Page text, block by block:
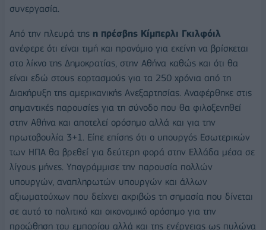
συνεργασία.
Από την πλευρά της η πρέσβης Κίμπερλι Γκιλφόιλ
ανέφερε ότι είναι τιμή και προνόμιο για εκείνη να βρίσκεται
στο λίκνο της Δημοκρατίας, στην Αθήνα καθώς και ότι θα
είναι εδώ στους εορτασμούς για τα 250 χρόνια από τη
Διακήρυξη της αμερικανικής Ανεξαρτησίας. Αναφέρθηκε στις
σημαντικές παρουσίες για τη σύνοδο που θα φιλοξενηθεί
στην Αθήνα και αποτελεί ορόσημο αλλά και για την
πρωτοβουλία 3+1. Είπε επίσης ότι ο υπουργός Εσωτερικών
των ΗΠΑ θα βρεθεί για δεύτερη φορά στην Ελλάδα μέσα σε
λίγους μήνες. Υπογράμμισε την παρουσία πολλών
υπουργών, αναπληρωτών υπουργών και άλλων
αξιωματούχων που δείχνει ακριβώς τη σημασία που δίνεται
σε αυτό το πολιτικό και οικονομικό ορόσημο για την
προώθηση του εμπορίου αλλά και της ενέργειας ως πυλώνα